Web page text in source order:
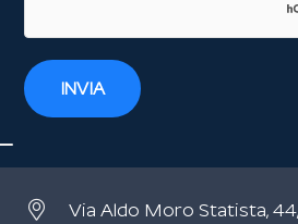
INVIA
Via Aldo Moro Statista,